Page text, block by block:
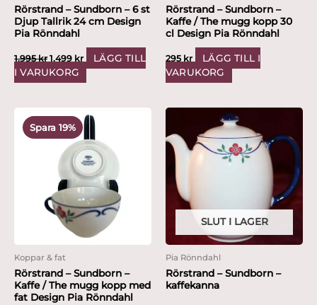
Rörstrand – Sundborn – 6 st
Djup Tallrik 24 cm Design
Pia Rönndahl
1,995kr 1,499 kr
LÄGG TILL
I VARUKORG
Rörstrand – Sundborn –
Kaffe / The mugg kopp 30
cl Design Pia Rönndahl
295 kr
LÄGG TILL I
VARUKORG
Spara 19%
Koppar & fat
Rörstrand – Sundborn –
Kaffe / The mugg kopp med
fat Design Pia Rönndahl
ursprungliga
495 kr.
Det
nuvarande
priset
är:
399 kr.
SLUT I LAGER
Pia Rönndahl
Rörstrand – Sundborn –
kaffekanna